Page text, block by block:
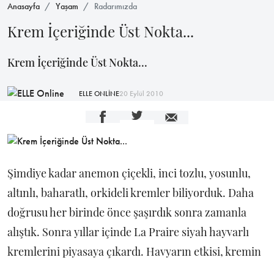
Anasayfa Yaşam Radarımızda
Krem İçeriğinde Üst Nokta...
Krem İçeriğinde Üst Nokta...
ELLE ONLİNE20 Eylül 2010
Şimdiye kadar anemon çiçekli, inci tozlu, yosunlu,
altınlı, baharatlı, orkideli kremler biliyorduk. Daha
doğrusu her birinde önce şaşırdık sonra zamanla
alıştık. Sonra yıllar içinde La Praire siyah hayvarlı
kremlerini piyasaya çıkardı. Havyarın etkisi, kremin